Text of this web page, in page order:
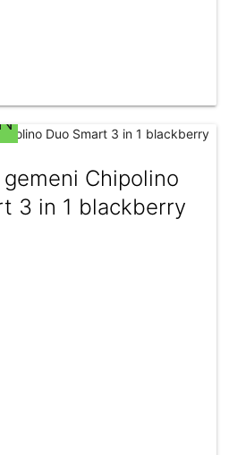
Chipolino
3 in 1 blackberry